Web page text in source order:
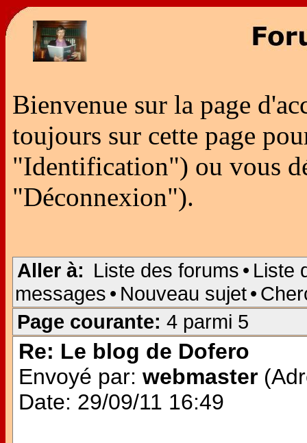
Bienvenue sur la page
toujours sur cette page
"Identification") ou vous
"Déconnexion").
Aller à: Liste des forums • Liste
messages • Nouveau sujet•
Page courante: 4 parmi 5
Re: Le blog de Dofero
Envoyé par: webmaster
Date: 29/09/11 16:49